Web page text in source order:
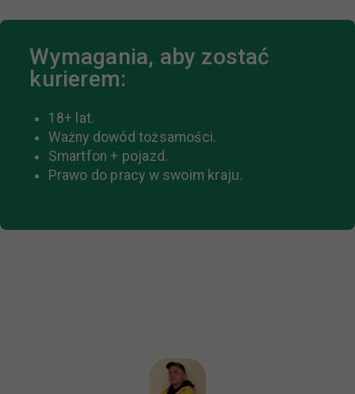
Wymagania, aby zostać
kurierem:
18+ lat.
Ważny dowód tożsamości.
Smartfon + pojazd.
Prawo do pracy w swoim kraju.